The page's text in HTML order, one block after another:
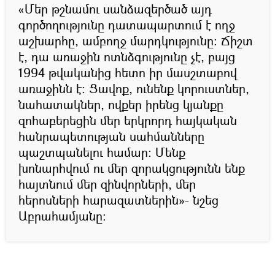
«Մեր թշնամու սանձազերծած այդ
գործողությունը դատապարտում է ողջ
աշխարհը, ամբողջ մարդկությունը: Ճիշտ
է, դա առաջին ոտնձգությունը չէ, բայց
1994 թվականից հետո իր մասշտաբով
առաջինն է: Ցավոք, ունենք կորուստներ,
նահատակներ, ովքեր իրենց կյանքը
զոհաբերեցին մեր երկրորդ հայկական
հանրապետության սահմանները
պաշտպանելու համար: Մենք
խոնարհվում ու մեր զորակցությունն ենք
հայտնում մեր զինվորների, մեր
հերոսների հարազատներին»- նշեց
Աբրահամյանը: